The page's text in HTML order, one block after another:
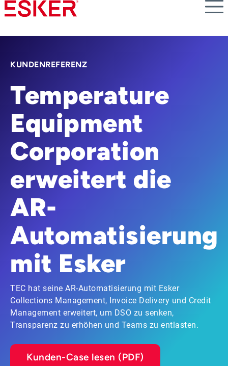
Skip
to
content
KUNDENREFERENZ
Temperature
Equipment
Corporation
erweitert die
AR-
Automatisierung
mit Esker
TEC hat seine AR-Automatisierung mit Esker
Collections Management, Invoice Delivery und Credit
Management erweitert, um DSO zu senken,
Transparenz zu erhöhen und Teams zu entlasten.
Kunden-Case lesen (PDF)